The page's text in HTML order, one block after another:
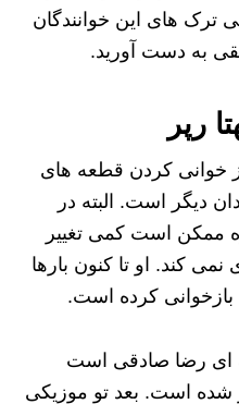
ترک های این خوانندگان
به دست آورید.
رپر
خوانی کردن قطعه های
دیگر است. البته در
ممکن است کمی تغییر
نمی کند. او تا کنون بارها
بازخوانی کرده است.
ای رضا صادقی است
شده است. بعد تو موزیکی